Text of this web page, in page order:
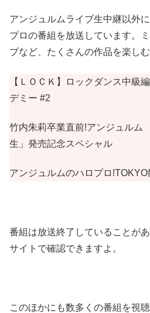
アンジュルムライブ生中継以外
プロの番組を放送しています。
ブなど、たくさんの作品を楽し
【ＬＯＣＫ】ロックダンス中級
デミー #2
竹内朱莉卒業直前!アンジュルム
生」発売記念スペシャル
アンジュルムのハロプロ!TOKYO
番組は放送終了していることが
サイトで確認できますよ。
このほかにも数多くの番組を視